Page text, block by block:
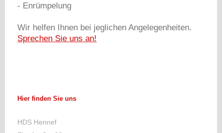
- Enrümpelung
Wir helfen Ihnen bei jeglichen Angelegenheiten.
Sprechen Sie uns an!
Hier finden Sie uns
HDS Hennef